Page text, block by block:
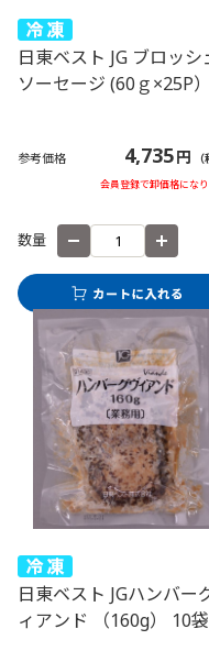
日東ベスト JG ブロッシ
ソーセージ (60ｇ×25P）
参考価格 4,735円
会員登録で卸価格にな
数量
日東ベスト JGハンバー
ィアンド （160g） 10袋